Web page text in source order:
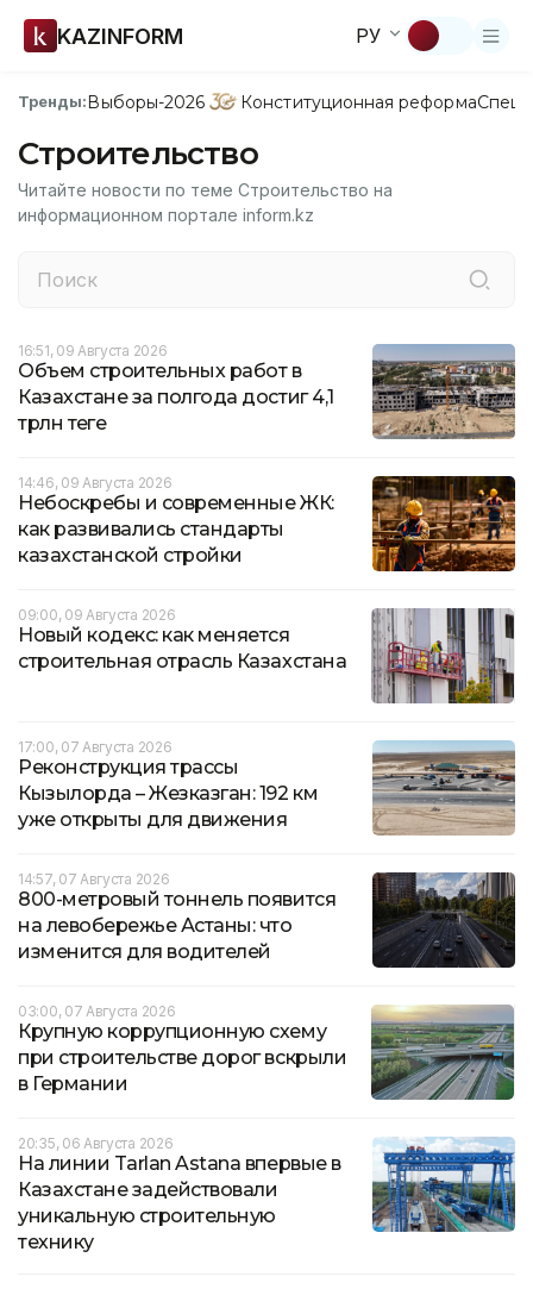
KAZINFORM РУ
Тренды:Выборы-2026 Конституционная реформа
Строительство
Читайте новости по теме Строительство на
информационном портале inform.kz
16:51, 09 Августа 2026
Объем строительных работ в
Казахстане за полгода достиг 4,1
трлн теңге
14:46, 09 Августа 2026
Небоскребы и современные ЖК:
как развивались стандарты
казахстанской стройки
09:00, 09 Августа 2026
Новый кодекс: как меняется
строительная отрасль Казахстана
17:00, 07 Августа 2026
Реконструкция трассы
Кызылорда – Жезказган: 192 км
уже открыты для движения
14:57, 07 Августа 2026
800-метровый тоннель появится
на левобережье Астаны: что
изменится для водителей
03:00, 07 Августа 2026
Крупную коррупционную схему
при строительстве дорог вскрыли
в Германии
20:35, 06 Августа 2026
На линии Tarlan Astana впервые в
Казахстане задействовали
уникальную строительную
технику